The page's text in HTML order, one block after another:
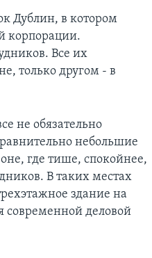
Дублин, в котором
корпорации.
Все их
только другом - в
не обязательно
небольшие
где тише, спокойнее,
В таких местах
здание на
современной деловой